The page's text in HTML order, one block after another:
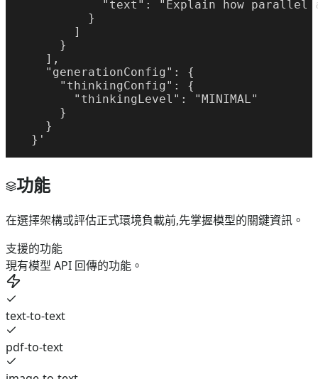
"text": "Explain how parallel
          }
        ]
      }
    ],
    "generationConfig": {
      "thinkingConfig": {
        "thinkingLevel": "MINIMAL"
      }
    }
  }'
功能
在選擇架構或評估正式環境負載前,先掌握模型的關鍵資訊。
支援的功能
現有模型 API 回傳的功能。
text-to-text
pdf-to-text